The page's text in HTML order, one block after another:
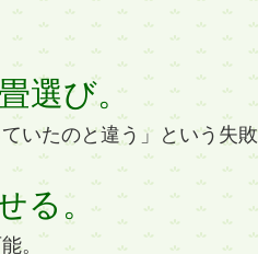
選び。
いたのと違う」という失敗
る。
。